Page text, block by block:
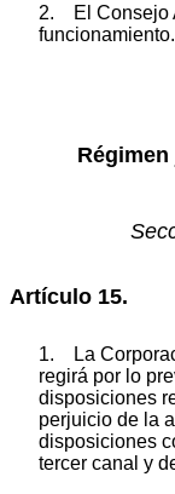
2. El Consejo
funcionamiento.
Artículo 15.
1. La
regirá por lo
disposiciones
perjuicio de la
disposiciones
tercer canal y